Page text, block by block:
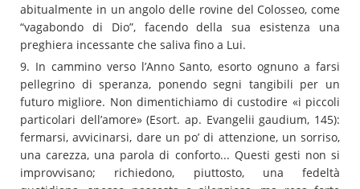
abitualmente in un angolo delle rovine del Colosseo, come
“vagabondo di Dio”, facendo della sua esistenza una
preghiera incessante che saliva fino a Lui.
9. In cammino verso l’Anno Santo, esorto ognuno a farsi
pellegrino di speranza, ponendo segni tangibili per un
futuro migliore. Non dimentichiamo di custodire «i piccoli
particolari dell’amore» (Esort. ap. Evangelii gaudium, 145):
fermarsi, avvicinarsi, dare un po’ di attenzione, un sorriso,
una carezza, una parola di conforto... Questi gesti non si
improvvisano; richiedono, piuttosto, una fedeltà